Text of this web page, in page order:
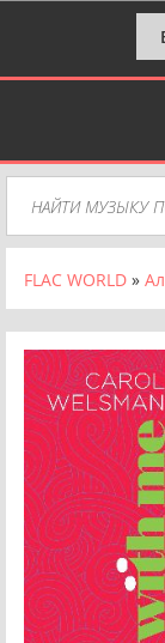
FLAC WORLD »